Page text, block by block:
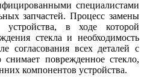
специалистами
запчастей. Процесс замены
устройства, в ходе которой
стекла и необходимость
согласования всех деталей с
снимает поврежденное стекло,
компонентов устройства.